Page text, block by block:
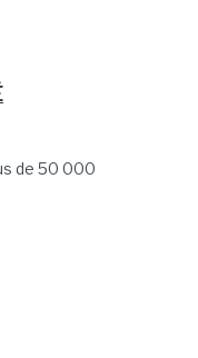
de 50 000